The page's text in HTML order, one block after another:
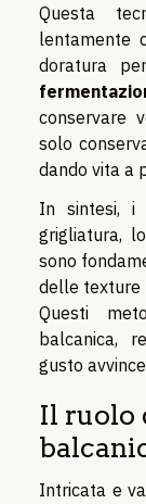
Questa
lentamente
doratura
conservare
solo
dando vita a
In sintesi, i
grigliatura,
sono
delle texture
Questi
balcanica,
gusto
Il ruolo
Intricata e